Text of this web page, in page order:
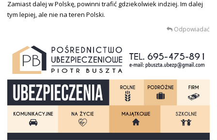
Zamiast dalej w Polskę, powinni trafić gdziekolwiek indziej. Im dalej
tym lepiej, ale nie na teren Polski.
Odpowiadać